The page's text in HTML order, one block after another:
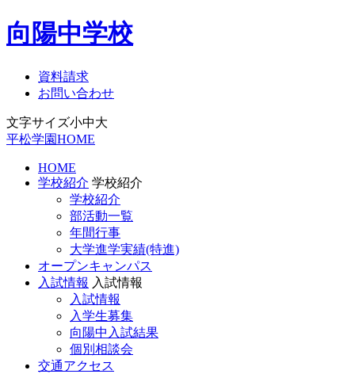
向陽中学校
資料請求
お問い合わせ
文字サイズ小中大
平松学園HOME
HOME
学校紹介 学校紹介
学校紹介
部活動一覧
年間行事
大学進学実績(特進)
オープンキャンパス
入試情報 入試情報
入試情報
入学生募集
向陽中入試結果
個別相談会
交通アクセス